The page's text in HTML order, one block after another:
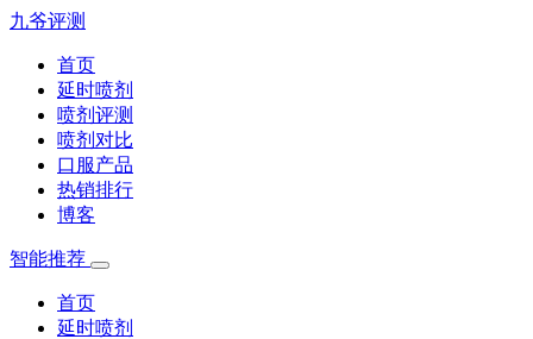
九爷评测
首页
延时喷剂
喷剂评测
喷剂对比
口服产品
热销排行
博客
智能推荐
首页
延时喷剂